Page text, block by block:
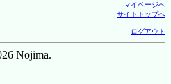
マイページへ
サイトトップへ
ログアウト
Nojima.